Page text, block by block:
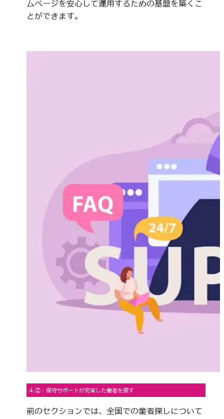
ムページを安心して運用するための基盤を築くこ
とができます。
4.②：保守サポートが充実した業者を探す
前のセクションでは、全国での業者探しについて